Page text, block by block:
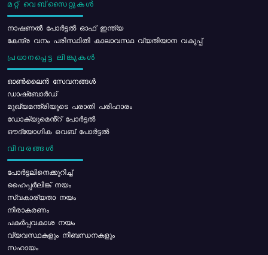
മറ്റ് വെബ്സൈറ്റുകൾ
നാഷണൽ പോർട്ടൽ ഓഫ് ഇന്ത്യ
കേന്ദ്ര വനം പരിസ്ഥിതി കാലാവസ്ഥ വ്യതിയാന വകുപ്പ്
പ്രധാനപ്പെട്ട ലിങ്കുകൾ
ഓൺലൈൻ സേവനങ്ങൾ
ഡാഷ്ബോർഡ്
മുഖ്യമന്ത്രിയുടെ പരാതി പരിഹാരം
ഡോക്യുമെൻ്റ് പോർട്ടൽ
ഔദ്യോഗിക വെബ് പോർട്ടൽ
വിവരങ്ങൾ
പോര്‍ട്ടലിനെക്കുറിച്ച്
ഹൈപ്പർലിങ്ക് നയം
സ്വകാര്യതാ നയം
നിരാകരണം
പകർപ്പവകാശ നയം
വ്യവസ്ഥകളും നിബന്ധനകളും
സഹായം